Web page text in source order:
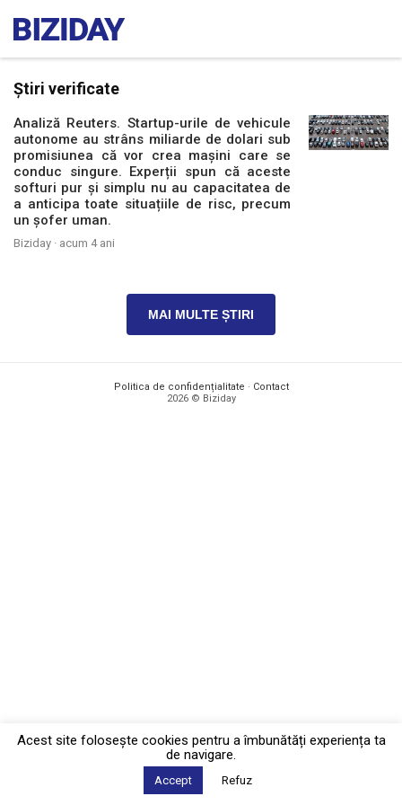
Știri verificate
Analiză Reuters. Startup-urile de vehicule
autonome au strâns miliarde de dolari sub
promisiunea că vor crea mașini care se
conduc singure. Experții spun că aceste
softuri pur și simplu nu au capacitatea de
a anticipa toate situațiile de risc, precum
un șofer uman.
Biziday · acum 4 ani
MAI MULTE ȘTIRI
Politica de confidențialitate · Contact
2026 © Biziday
Acest site foloseşte cookies pentru a îmbunătăți experiența ta
de navigare.
Accept Refuz